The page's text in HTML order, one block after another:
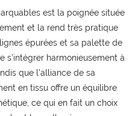
est la poignée située
et la rend très pratique
épurées et sa palette de
s'intégrer harmonieusement à
que l'alliance de sa
en tissu offre un équilibre
ce qui en fait un choix